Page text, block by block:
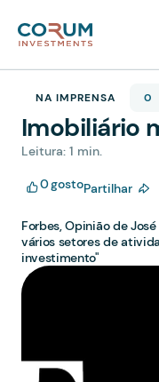
NA IMPRENSA 0
Imobiliário
Leitura: 1 min.
0gostoPartilhar
Forbes, Opinião de
vários setores de
investimento"